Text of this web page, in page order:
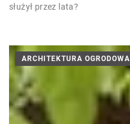
służył przez lata?
ARCHITEKTURA OGRODOWA